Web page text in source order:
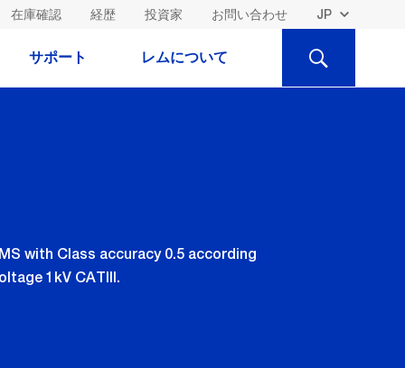
在庫確認 経歴 投資家 お問い合わせ
サポート レムについて
検
with Class accuracy 0.5 according
1kV CATIII.